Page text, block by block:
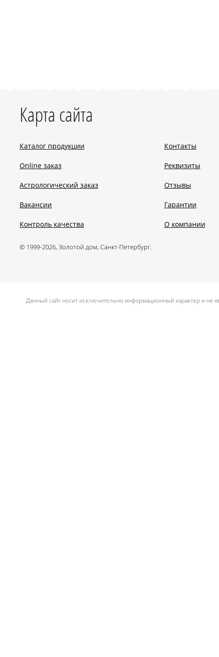
Карта сайта
Каталог продукции
Online заказ
Астрологический заказ
Вакансии
Контроль качества
Контакты
Реквизиты
Отзывы
Гарантии
О компании
© 1999-2026, Золотой дом, Санкт-Петербург.
Данный сайт носит исключительно информационный характер и не